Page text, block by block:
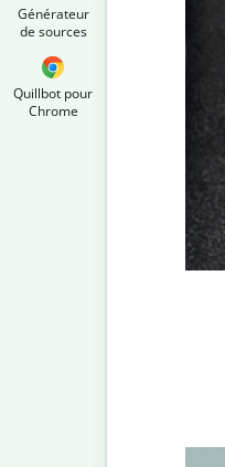
Générateur
de sources
Quillbot pour
Chrome